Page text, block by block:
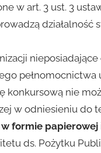
w art. 3 ust. 3
pełnomocnictwa
konkursową nie
w odniesieniu do
w formie papierowej
ds. Pożytku